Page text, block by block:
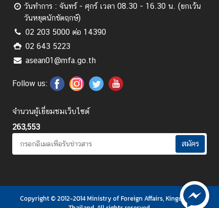
ม
พั
น
ธ์
บ
า
น
อ
ก
ส
วันทำการ : จันทร์ - ศุกร์ เวลา 08.30 - 16.30 น. (ยกเว้น
วันหยุดนักขัตฤกษ์)
02 203 5000 ต่อ 14390
02 643 5223
asean01@mfa.go.th
Follow us:
จำนวนผู้เยี่ยมชมเว็บไซต์
263,553
สมัคร
Copyright © 2012-2014 Ministry of Foreign Affairs, Kingdom of